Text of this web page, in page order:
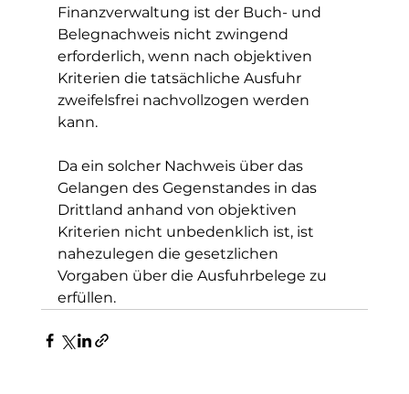
Finanzverwaltung ist der Buch- und
Belegnachweis nicht zwingend
erforderlich, wenn nach objektiven
Kriterien die tatsächliche Ausfuhr
zweifelsfrei nachvollzogen werden
kann.
Da ein solcher Nachweis über das
Gelangen des Gegenstandes in das
Drittland anhand von objektiven
Kriterien nicht unbedenklich ist, ist
nahezulegen die gesetzlichen
Vorgaben über die Ausfuhrbelege zu
erfüllen.